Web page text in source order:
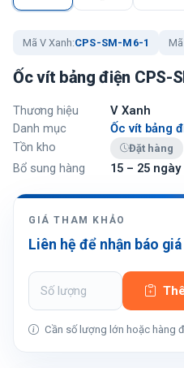
Mã V Xanh:CPS-SM-M6-1
Ốc vít bảng điện CPS-
Thương hiệu
V Xanh
Danh mục
Ốc vít bảng
Tồn kho
Đặt hàng
Bổ sung hàng 15 – 25 ngày
GIÁ THAM KHẢO
Liên hệ để nhận báo giá
Cần số lượng lớn hoặc hàng